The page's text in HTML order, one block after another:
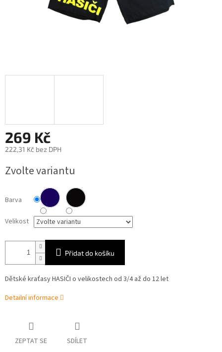
269 Kč
222,31 Kč bez DPH
cena:
Zvolte variantu
Barva
Velikost
Přidat do košíku
Dětské kraťasy HASIČI o velikostech od 3/4 až do 12 let
Detailní informace
ZEPTAT SE SDÍLET